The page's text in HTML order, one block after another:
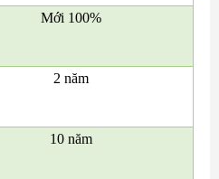
Mới 100%
2 năm
10 năm